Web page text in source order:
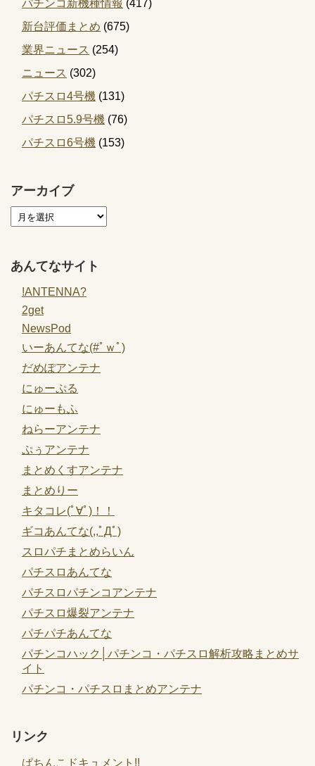
パチンコ新機種情報 (417)
新台評価まとめ (675)
業界ニュース (254)
ニュース (302)
パチスロ4号機 (131)
パチスロ5.9号機 (76)
パチスロ6号機 (153)
アーカイブ
あんてなサイト
!ANTENNA?
2get
NewsPod
いーあんてな(#ﾟｗﾟ)
だめぽアンテナ
にゅーぷる
にゅーもふ
ねらーアンテナ
ぷぅアンテナ
まとめくすアンテナ
まとめりー
キタコレ(ﾟ∀ﾟ)！！
ギコあんてな(,,ﾟДﾟ)
スロパチまとめらいん
パチスロあんてな
パチスロパチンコアンテナ
パチスロ爆裂アンテナ
パチパチあんてな
パチンコハック│パチンコ・パチスロ解析攻略まとめサ
イト
パチンコ・パチスロまとめアンテナ
リンク
ぱちんこドキュメント!!